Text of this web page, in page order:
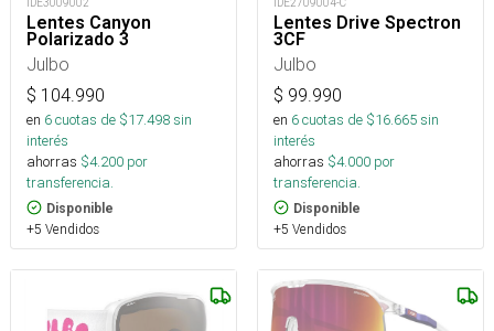
Lentes Canyon
Polarizado 3
Julbo
$ 104.990
en 6cuotas de $17.498sin
interés
ahorras $4.200 por
transferencia.
Disponible
+5 Vendidos
Lentes Drive Spectron
3CF
Julbo
$ 99.990
en 6cuotas de $16.665sin
interés
ahorras $4.000 por
transferencia.
Disponible
+5 Vendidos